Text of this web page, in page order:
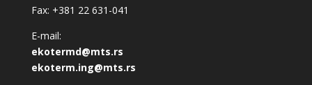
Fax: +381 22 631-041
E-mail:
ekotermd@mts.rs
ekoterm.ing@mts.rs